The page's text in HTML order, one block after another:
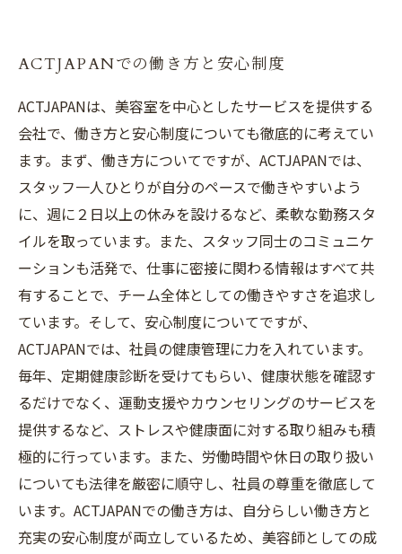
ACTJAPANでの働き方と安心制度
ACTJAPANは、美容室を中心としたサービスを提供する
会社で、働き方と安心制度についても徹底的に考えてい
ます。まず、働き方についてですが、ACTJAPANでは、
スタッフ一人ひとりが自分のペースで働きやすいよう
に、週に２日以上の休みを設けるなど、柔軟な勤務スタ
イルを取っています。また、スタッフ同士のコミュニケ
ーションも活発で、仕事に密接に関わる情報はすべて共
有することで、チーム全体としての働きやすさを追求し
ています。そして、安心制度についてですが、
ACTJAPANでは、社員の健康管理に力を入れています。
毎年、定期健康診断を受けてもらい、健康状態を確認す
るだけでなく、運動支援やカウンセリングのサービスを
提供するなど、ストレスや健康面に対する取り組みも積
極的に行っています。また、労働時間や休日の取り扱い
についても法律を厳密に順守し、社員の尊重を徹底して
います。ACTJAPANでの働き方は、自分らしい働き方と
充実の安心制度が両立しているため、美容師としての成